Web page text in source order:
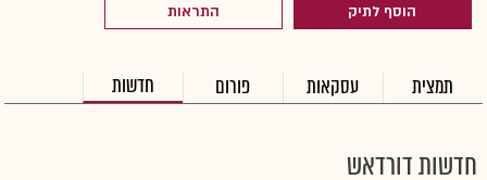
הוסף לתיק התראות
תמצית עסקאות פורום חדשות
חדשות דורדאש